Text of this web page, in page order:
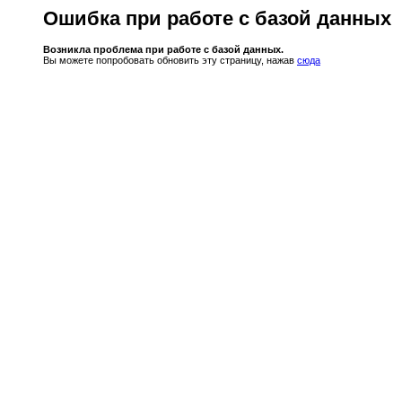
Ошибка при работе с базой данных
Возникла проблема при работе с базой данных.
Вы можете попробовать обновить эту страницу, нажав сюда